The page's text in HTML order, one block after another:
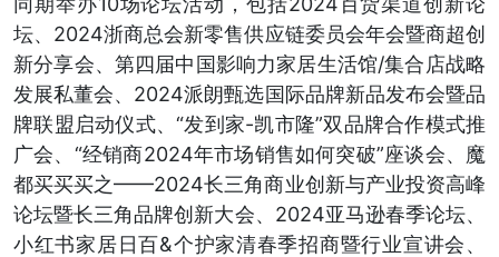
坛、2024浙商总会新零售供应链委员会年会暨商超创
新分享会、第四届中国影响力家居生活馆/集合店战略
发展私董会、2024派朗甄选国际品牌新品发布会暨品
牌联盟启动仪式、“发到家-凯市隆”双品牌合作模式推
广会、“经销商2024年市场销售如何突破”座谈会、魔
都买买买之——2024长三角商业创新与产业投资高峰
论坛暨长三角品牌创新大会、2024亚马逊春季论坛、
小红书家居日百&个护家清春季招商暨行业宣讲会、